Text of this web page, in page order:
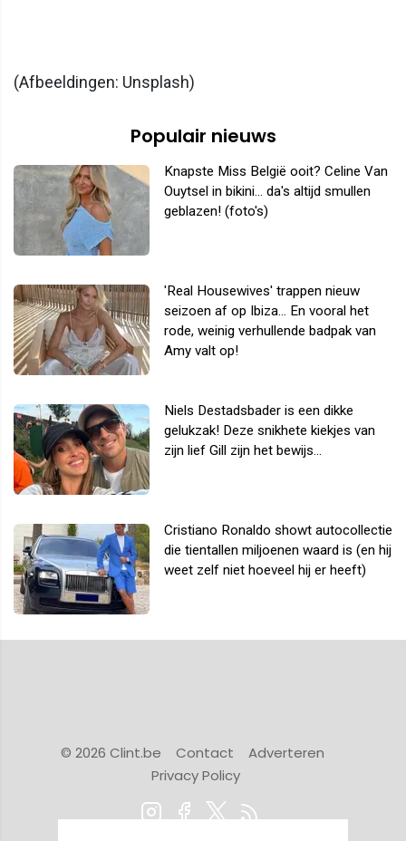
(Afbeeldingen: Unsplash)
Populair nieuws
Knapste Miss België ooit? Celine Van
Ouytsel in bikini... da's altijd smullen
geblazen! (foto's)
'Real Housewives' trappen nieuw
seizoen af op Ibiza... En vooral het
rode, weinig verhullende badpak van
Amy valt op!
Niels Destadsbader is een dikke
gelukzak! Deze snikhete kiekjes van
zijn lief Gill zijn het bewijs...
Cristiano Ronaldo showt autocollectie
die tientallen miljoenen waard is (en hij
weet zelf niet hoeveel hij er heeft)
© 2026 Clint.be Contact
Adverteren
Privacy Policy